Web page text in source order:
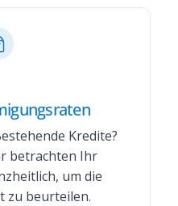
Kredite?
betrachten Ihr
um die
zu beurteilen.